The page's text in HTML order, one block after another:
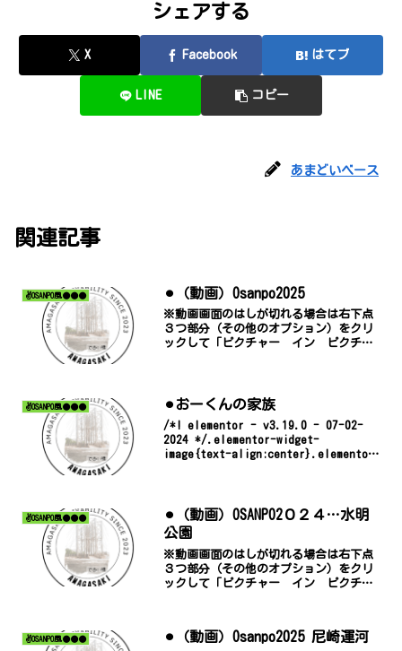
シェアする
X Facebook はてブ
LINE コピー
あまどいベース
関連記事
✌️OSANPO風●●● ⚫︎（動画）Osanpo2025
※動画画面のはしが切れる場合は右下点
３つ部分（その他のオプション）をクリ
ックして「ピクチャー イン ピクチャ
✌️OSANPO風●●● ⚫︎おーくんの家族
/*! elementor - v3.19.0 - 07-02-
2024 */.elementor-widget-
image{text-align:center}.elementor-
✌️OSANPO風●●●
⚫︎（動画）OSANPO2０２４…水明
公園
※動画画面のはしが切れる場合は右下点
３つ部分（その他のオプション）をクリ
ックして「ピクチャー イン ピクチャ
✌️OSANPO風●●● ⚫︎（動画）Osanpo2025 尼崎運河